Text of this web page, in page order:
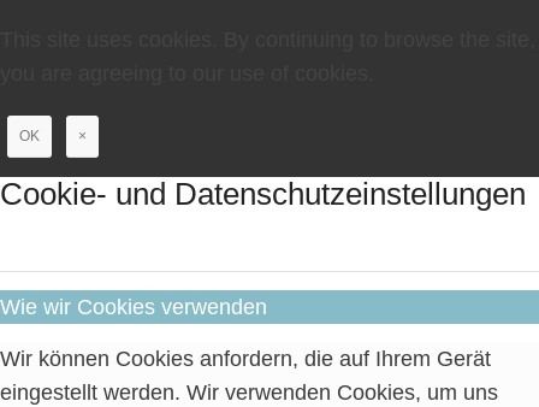
OK ×
Cookie- und Datenschutzeinstellungen
Wie wir Cookies verwenden
Wir können Cookies anfordern, die auf Ihrem Gerät
eingestellt werden. Wir verwenden Cookies, um uns